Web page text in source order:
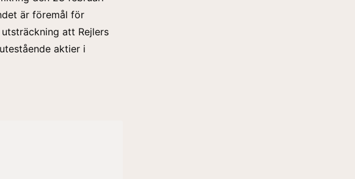
är föremål för
att Rejlers
aktier i